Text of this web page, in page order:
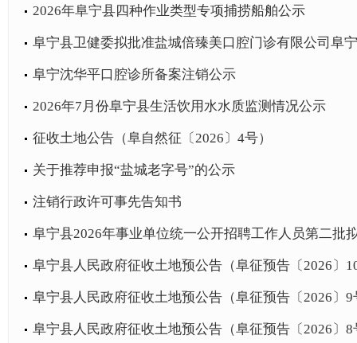
2026年阜宁县四种作业类型专项捕捞船舶公示
阜宁县卫健委拟批准盐城倍臻美口腔门诊有限公司阜
阜宁沈华平口腔诊所备案注销公示
2026年7月份阜宁县生活饮用水水质监测情况公示
征收土地公告（阜自然征〔2026〕4号）
关于推荐申报“盐城老字号”的公示
注销行政许可事先告知书
阜宁县2026年事业单位统一公开招聘工作人员第二批
阜宁县人民政府征收土地预公告（阜征预告〔2026〕
阜宁县人民政府征收土地预公告（阜征预告〔2026〕9
阜宁县人民政府征收土地预公告（阜征预告〔2026〕8